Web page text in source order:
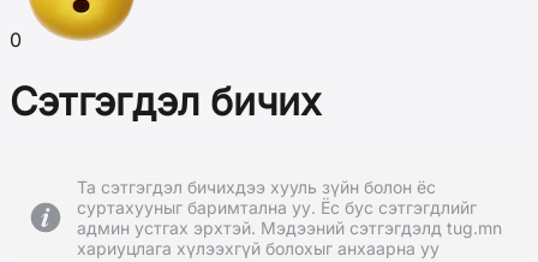
0
Сэтгэгдэл бичих
Та сэтгэгдэл бичихдээ хууль зүйн болон ёс
суртахууныг баримтална уу. Ёс бус сэтгэгдлийг
админ устгах эрхтэй. Мэдээний сэтгэгдэлд tug.mn
хариуцлага хүлээхгүй болохыг анхаарна уу